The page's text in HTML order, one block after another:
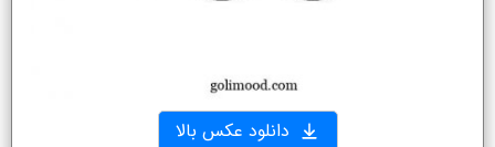
دانلود عکس بالا